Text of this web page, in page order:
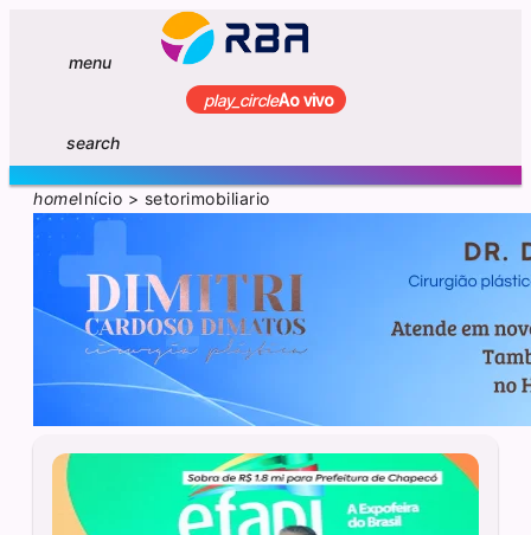
menu
play_circleAo vivo
search
homeInício > setorimobiliario